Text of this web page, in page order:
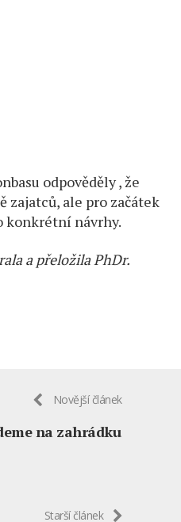
odpověděly , že
zajatců, ale pro začátek
konkrétní návrhy.
a přeložila PhDr.
Novější článek
na zahrádku
Starší článek